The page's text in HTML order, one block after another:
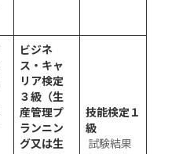
ビジネ
ス・キャ
リア検定
３級（生
産管理プ
ランニン
グ又は生
技能検定１
級
試験結果